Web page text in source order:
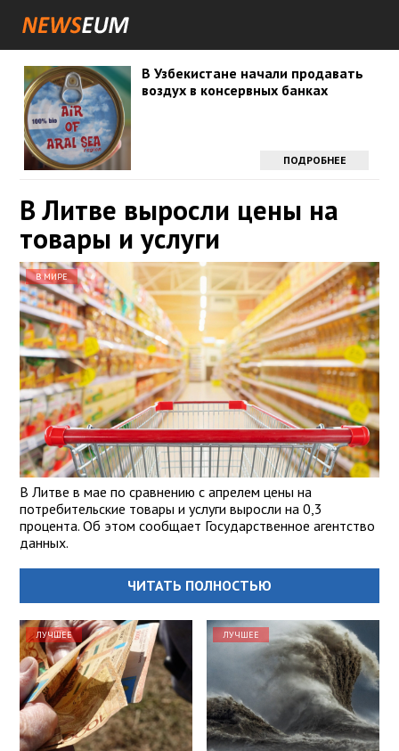
В Узбекистане начали продавать
воздух в консервных банках
ПОДРОБНЕЕ
В Литве выросли цены на
товары и услуги
В МИРЕ
В Литве в мае по сравнению с апрелем цены на
потребительские товары и услуги выросли на 0,3
процента. Об этом сообщает Государственное агентство
данных.
ЧИТАТЬ ПОЛНОСТЬЮ
ЛУЧШЕЕ ЛУЧШЕЕ